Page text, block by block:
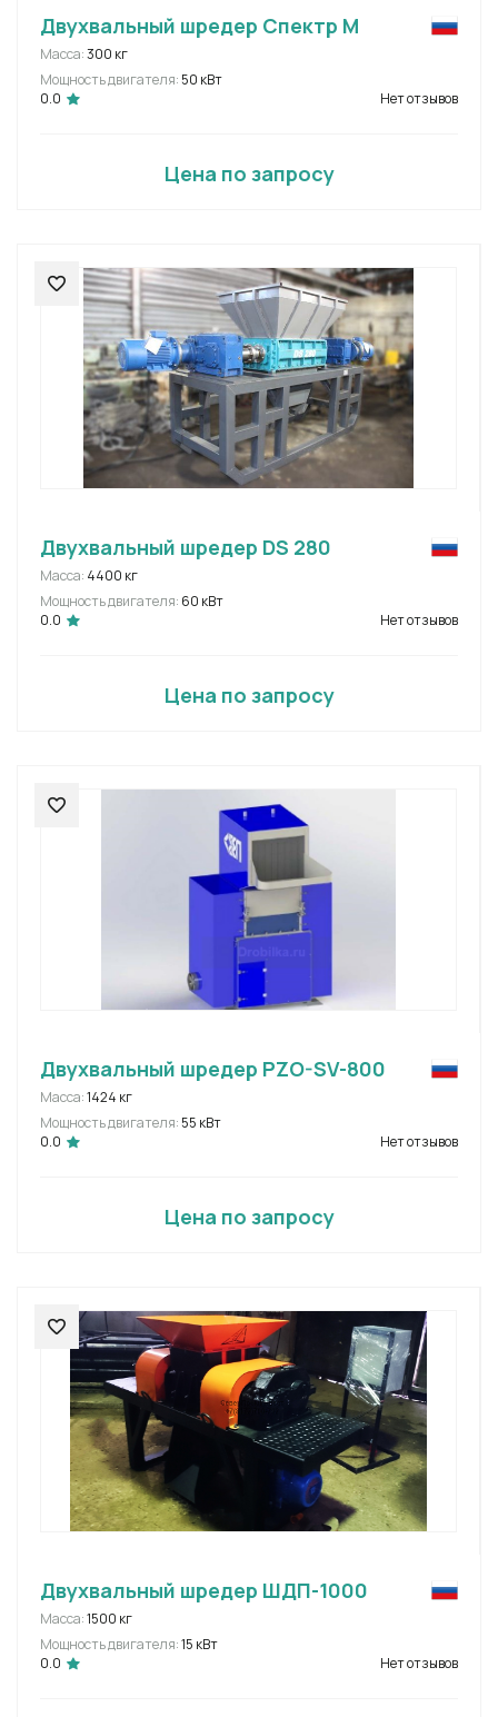
Двухвальный шредер Спектр М
Масса:300 кг
Мощность двигателя: 50 кВт
0.0
Нет отзывов
Цена по запросу
Двухвальный шредер DS 280
Масса: 4400 кг
Мощность двигателя: 60 кВт
0.0
Нет отзывов
Цена по запросу
Двухвальный шредер PZO-SV-800
Масса:1424 кг
Мощность двигателя: 55 кВт
0.0
Нет отзывов
Цена по запросу
Двухвальный шредер ШДП-1000
Масса:1500 кг
Мощность двигателя:15 кВт
0.0
Нет отзывов